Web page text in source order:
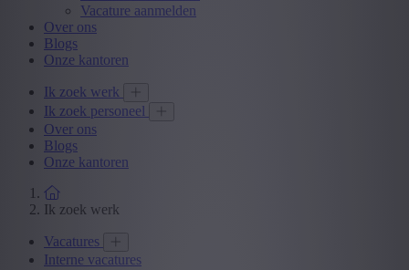
Vacature aanmelden
Over ons
Blogs
Onze kantoren
Ik zoek werk
Ik zoek personeel
Over ons
Blogs
Onze kantoren
Ik zoek werk
Vacatures
Interne vacatures